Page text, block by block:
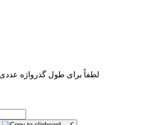
لطفاً برای طول گذرواژه عددی بین 8 تا 64